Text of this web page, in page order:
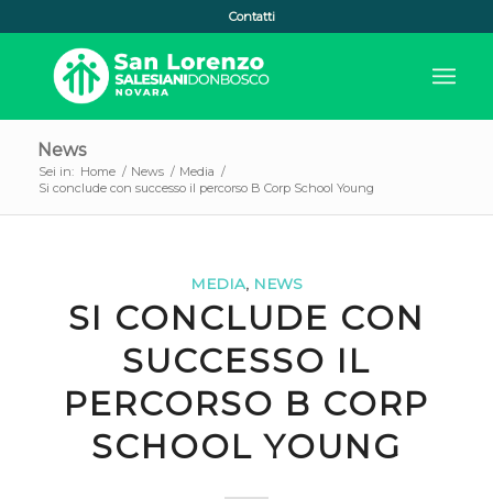
Contatti
News
Sei in: Home / News / Media /
Si conclude con successo il percorso B Corp School Young
MEDIA, NEWS
SI CONCLUDE CON
SUCCESSO IL
PERCORSO B CORP
SCHOOL YOUNG